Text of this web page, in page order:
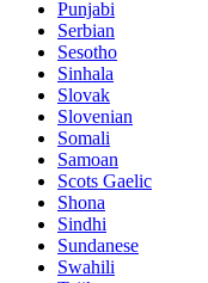
Punjabi
Serbian
Sesotho
Sinhala
Slovak
Slovenian
Somali
Samoan
Scots Gaelic
Shona
Sindhi
Sundanese
Swahili